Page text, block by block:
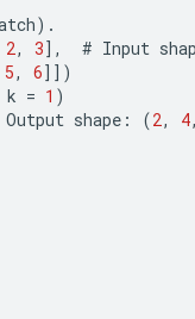
).
2, 3] , # Input
5, 6]] )
k = 1 )
Output shape : (2, 4,